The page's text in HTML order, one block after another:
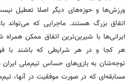
ورزش‌ها و حوزه‌های دیگر اصلا تعطیل
اتفاق بزرگ هستند. ماجرایی که می‌تواند
ایرانی‌ها با شیرین‌ترین اتفاق ممکن
هر کجا و در هر شرایطی که باشند با
توجه‌شان به بازی‌های حساس تیم‌ملی
مسابقه‌ای که در صورت موفقیت در آنها،‌